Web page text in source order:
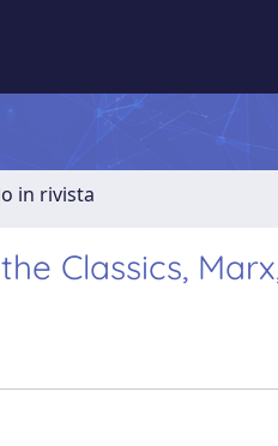
in rivista
Classics,